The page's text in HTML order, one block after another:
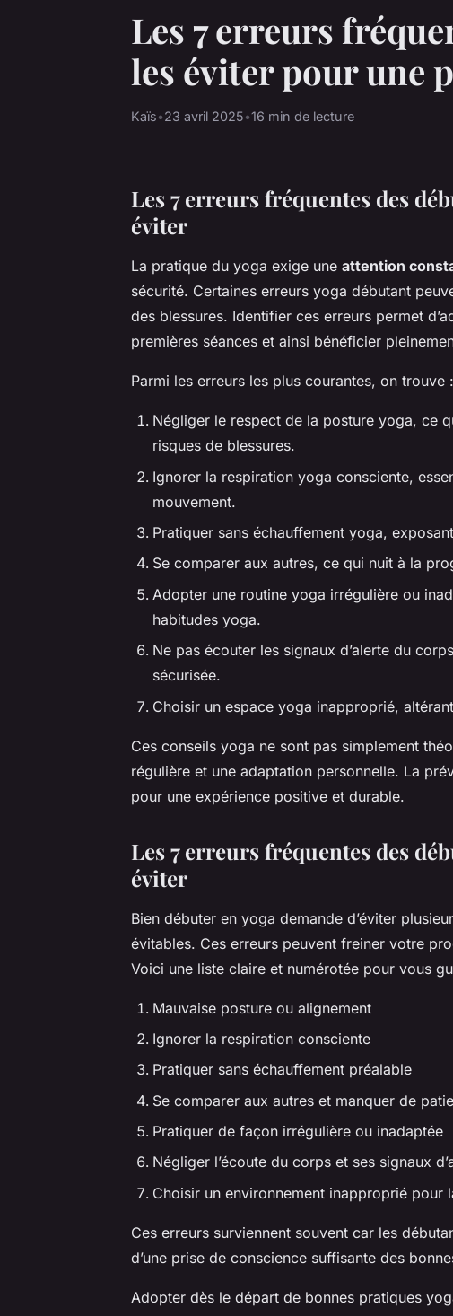
Les 7 erreurs
les éviter pour une
Kaïs•23 avril 2025•16 min de lecture
Les 7 erreurs fréquentes des
éviter
La pratique du yoga exige une attention
sécurité. Certaines erreurs yoga débutant
des blessures. Identifier ces erreurs permet
premières séances et ainsi bénéficier
Parmi les erreurs les plus courantes, on trouve :
Négliger le respect de la posture yoga, ce
risques de blessures.
Ignorer la respiration yoga consciente,
mouvement.
Pratiquer sans échauffement yoga,
Se comparer aux autres, ce qui nuit à la
Adopter une routine yoga irrégulière ou
habitudes yoga.
Ne pas écouter les signaux d’alerte du
sécurisée.
Choisir un espace yoga inapproprié,
Ces conseils yoga ne sont pas simplement
régulière et une adaptation personnelle. La
pour une expérience positive et durable.
Les 7 erreurs fréquentes des
éviter
Bien débuter en yoga demande d’éviter
évitables. Ces erreurs peuvent freiner votre
Voici une liste claire et numérotée pour vous
Mauvaise posture ou alignement
Ignorer la respiration consciente
Pratiquer sans échauffement préalable
Se comparer aux autres et manquer de
Pratiquer de façon irrégulière ou inadaptée
Négliger l’écoute du corps et ses signaux
Choisir un environnement inapproprié pour
Ces erreurs surviennent souvent car les
d’une prise de conscience suffisante des
Adopter dès le départ de bonnes pratiques